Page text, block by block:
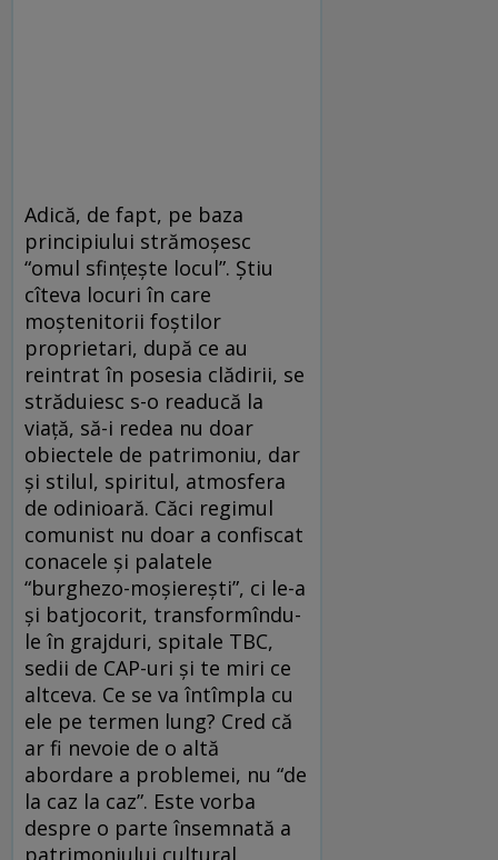
Adică, de fapt, pe baza
principiului strămoşesc
“omul sfinţeşte locul”. Ştiu
cîteva locuri în care
moştenitorii foştilor
proprietari, după ce au
reintrat în posesia clădirii, se
străduiesc s-o readucă la
viaţă, să-i redea nu doar
obiectele de patrimoniu, dar
şi stilul, spiritul, atmosfera
de odinioară. Căci regimul
comunist nu doar a confiscat
conacele şi palatele
“burghezo-moşiereşti”, ci le-a
şi batjocorit, transformîndu-
le în grajduri, spitale TBC,
sedii de CAP-uri şi te miri ce
altceva. Ce se va întîmpla cu
ele pe termen lung? Cred că
ar fi nevoie de o altă
abordare a problemei, nu “de
la caz la caz”. Este vorba
despre o parte însemnată a
patrimoniului cultural